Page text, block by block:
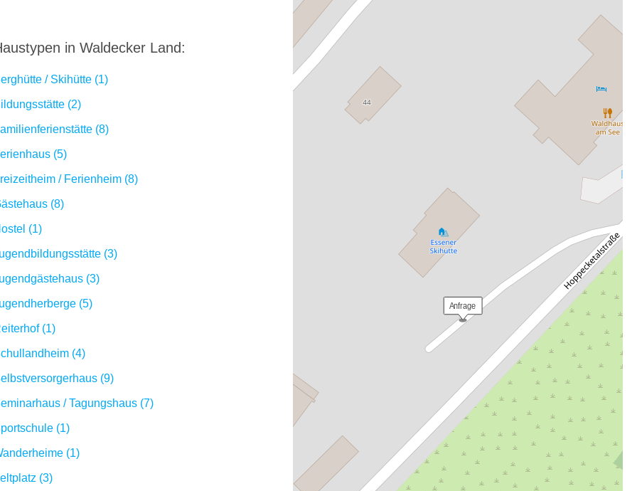
in Waldecker Land:
/ Skihütte (1)
(2)
(8)
(5)
/ Ferienheim (8)
(8)
(1)
(3)
(3)
(5)
(1)
(4)
(9)
/ Tagungshaus (7)
(1)
(1)
(3)
Anfrage